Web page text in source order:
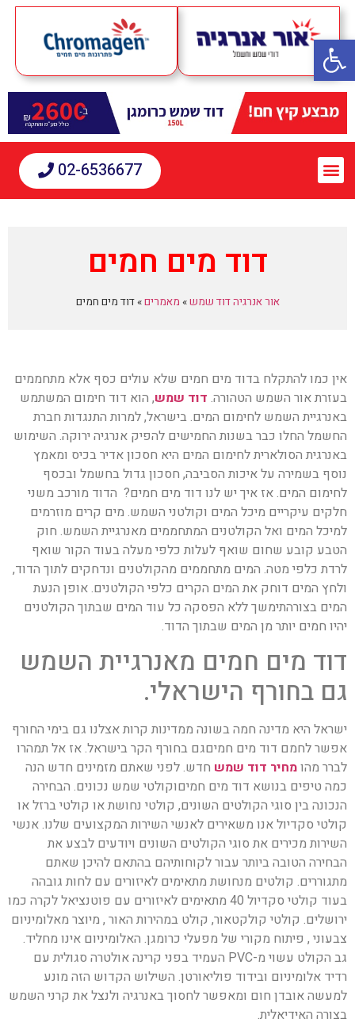
פתח סרגל נגישות
02-6536677
דוד מים חמים
אור אנרגיה דוד שמש» מאמרים»דוד מים חמים
אין כמו להתקלח בדוד מים חמים שלא עולים כסף אלא מתחממים
בעזרת אור השמש הטהורה. דוד שמש, הוא דוד חימום המשתמש
באנרגיית השמש לחימום המים. בישראל, למרות התנגדות חברת
החשמל החלו כבר בשנות החמישים להפיק אנרגיה ירוקה. השימוש
באנרגית הסולארית לחימום המים היא חסכון אדיר בכיס ומאמץ
נוסף בשמירה על איכות הסביבה, חסכון גדול בחשמל ובכסף
לחימום המים. אז איך יש לנו דוד מים חמים? הדוד מורכב משני
חלקים עיקריים מיכל המים וקולטני השמש. מים קרים מוזרמים
למיכל המים ואל הקולטנים המתחממים מאנרגיית השמש. חוק
הטבע קובע שחום שואף לעלות כלפי מעלה בעוד הקור שואף
לרדת כלפי מטה. המים מתחממים מהקולטנים ונדחקים לתוך הדוד,
ולחץ המים דוחק את המים הקרים כלפי הקולטנים. אופן הנעת
המים בצורהתימשך ללא הפסקה כל עוד המים שבתוך הקולטנים
יהיו חמים יותר מן המים שבתוך הדוד.
דוד מים חמים מאנרגיית השמש
גם בחורף הישראלי.
ישראל היא מדינה חמה בשונה ממדינות קרות אצלנו גם בימי החורף
אפשר לחמם דוד מים חמיםגם בחורף הקר בישראל. אז אל תמהרו
לברר מהומחיר דוד שמש חדש. לפני שאתם מזמינים חדש הנה
כמה טיפים בנושא דוד מים חמיםוקולטי שמש נכונים. הבחירה
הנכונה בין סוגי הקולטים השונים, קולטי נחושת או קולטי ברזל או
קולטי סקדיול אנו משאירים לאנשי השירות המקצועים שלנו. אנשי
השירות מכירים את סוגי הקולטים השונים ויודעים לבצע את
הבחירה הטובה ביותר עבור לקוחותיהם בהתאם להיכן שאתם
מתגוררים. קולטים מנחושת מתאימים לאיזורים עם לחות גובהה
בעוד קולטי סקדיול 40 מתאימים לאיזורים עם פוטנציאל לקרה כמו
ירושלים. קולטי קולקטאור, קולט במהירות האור , מיוצר מאלומיניום
צבעוני , פיתוח מקורי של מפעלי כרומגן. האלומיניום אינו מחליד.
גב הקולט עשוי מ-PVC העמיד בפני קרינה אולטרה סגולית עם
רדיד אלומיניום ובידוד פוליאורטן. השילוש הקדוש הזה מונע
למעשה אובדן חום ומאפשר לחסוך באנרגיה ולנצל את קרני השמש
בצורה האידיאלית.